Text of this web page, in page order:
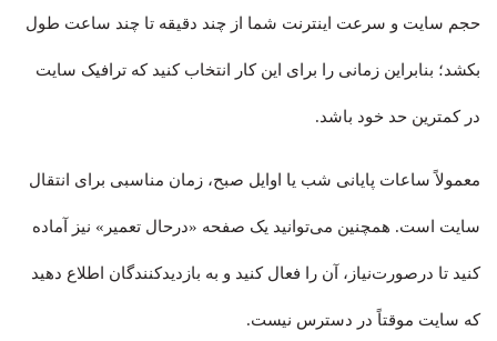
حجم سایت و سرعت اینترنت شما از چند دقیقه تا چند ساعت طول
بکشد؛ بنابراین زمانی را برای این کار انتخاب کنید که ترافیک سایت
در کمترین حد خود باشد.
معمولاً ساعات پایانی شب یا اوایل صبح، زمان مناسبی برای انتقال
سایت است. همچنین می‌توانید یک صفحه «درحال تعمیر» نیز آماده
کنید تا درصورت‌نیاز، آن را فعال کنید و به بازدیدکنندگان اطلاع دهید
که سایت موقتاً در دسترس نیست.